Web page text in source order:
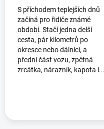
S příchodem teplejších dnů
začíná pro řidiče známé
období. Stačí jedna delší
cesta, pár kilometrů po
okresce nebo dálnici, a
přední část vozu, zpětná
zrcátka, nárazník, kapota i...